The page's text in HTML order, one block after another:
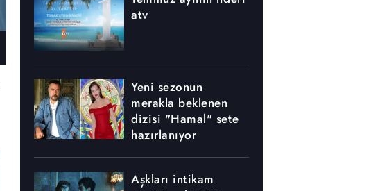
atv
Yeni sezonun
merakla beklenen
dizisi "Hamal" sete
hazırlanıyor
Aşkları intikam